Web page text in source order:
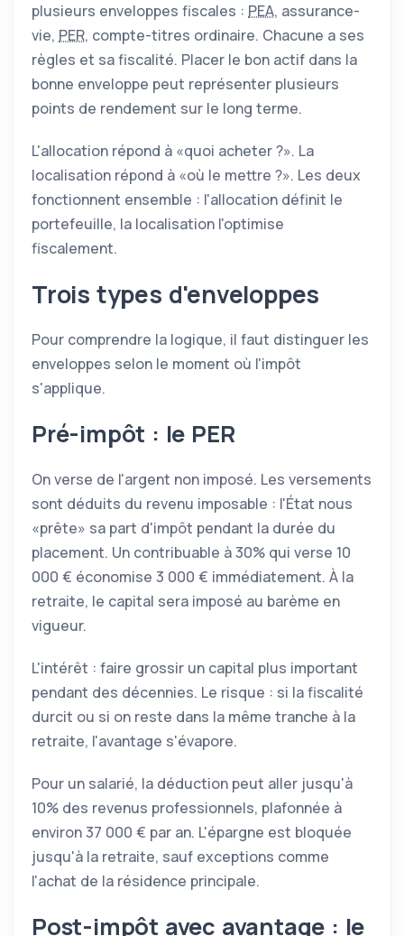
plusieurs enveloppes fiscales : PEA, assurance-
vie, PER, compte-titres ordinaire. Chacune a ses
règles et sa fiscalité. Placer le bon actif dans la
bonne enveloppe peut représenter plusieurs
points de rendement sur le long terme.
L'allocation répond à quoi acheter ? . La
localisation répond à
où le mettre ? . Les deux
fonctionnent ensemble : l'allocation définit le
portefeuille, la localisation l'optimise
fiscalement.
Trois types d'enveloppes
Pour comprendre la logique, il faut distinguer les
enveloppes selon le moment où l'impôt
s'applique.
Pré-impôt : le PER
On verse de l'argent non imposé. Les versements
sont déduits du revenu imposable : l'État nous
prête
sa part d'impôt pendant la durée du
placement. Un contribuable à 30% qui verse 10
000 € économise 3 000 € immédiatement. À la
retraite, le capital sera imposé au barème en
vigueur.
L'intérêt : faire grossir un capital plus important
pendant des décennies. Le risque : si la fiscalité
durcit ou si on reste dans la même tranche à la
retraite, l'avantage s'évapore.
Pour un salarié, la déduction peut aller jusqu'à
10% des revenus professionnels, plafonnée à
environ 37 000 € par an. L'épargne est bloquée
jusqu'à la retraite, sauf exceptions comme
l'achat de la résidence principale.
Post-impôt avec avantage : le